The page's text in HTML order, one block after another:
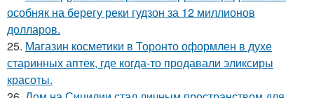
особняк на берегу реки гудзон за 12 миллионов
долларов.
25. Магазин косметики в Торонто оформлен в духе
старинных аптек, где когда-то продавали эликсиры
красоты.